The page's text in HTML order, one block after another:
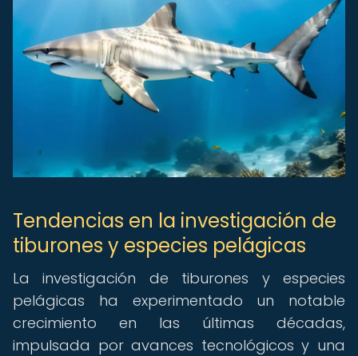
Tendencias en la investigación de
tiburones y especies pelágicas
La investigación de tiburones y especies
pelágicas ha experimentado un notable
crecimiento en las últimas décadas,
impulsada por avances tecnológicos y una